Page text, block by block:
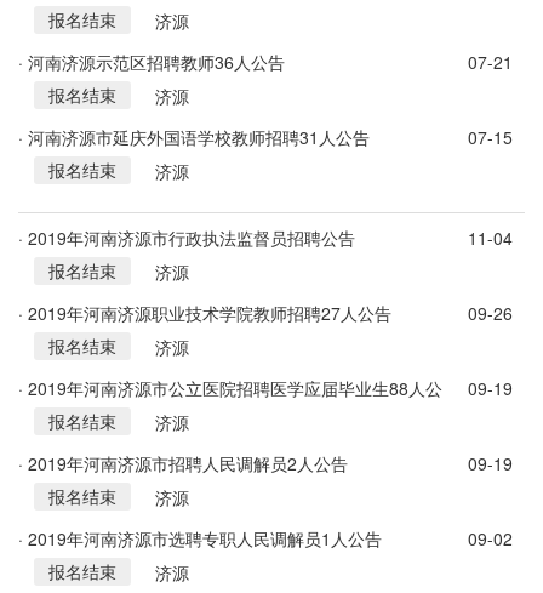
报名结束
济源
· 河南济源示范区招聘教师36人公告
07-21
报名结束
济源
· 河南济源市延庆外国语学校教师招聘31人公告
07-15
报名结束
济源
· 2019年河南济源市行政执法监督员招聘公告
11-04
报名结束
济源
· 2019年河南济源职业技术学院教师招聘27人公告
09-26
报名结束
济源
· 2019年河南济源市公立医院招聘医学应届毕业生88人公
09-19
报名结束
济源
· 2019年河南济源市招聘人民调解员2人公告
09-19
报名结束
济源
· 2019年河南济源市选聘专职人民调解员1人公告
09-02
报名结束
济源